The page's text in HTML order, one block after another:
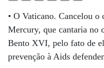
• O Vaticano. Cancelou
Mercury, que cantaria no
Bento XVI, pelo fato de
prevenção à Aids